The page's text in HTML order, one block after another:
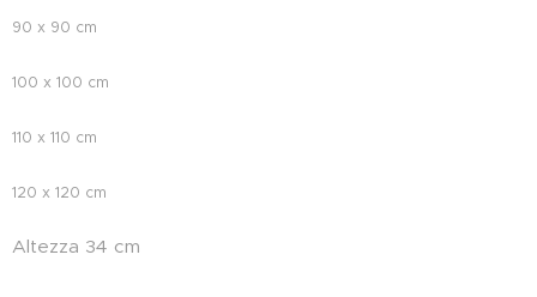
90 x 90 cm
100 x 100 cm
110 x 110 cm
120 x 120 cm
Altezza 34 cm